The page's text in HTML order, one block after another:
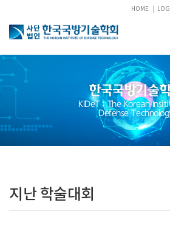
HOME
한국국방기술
KIDeT : The Korean
Defense
지난 학술대회